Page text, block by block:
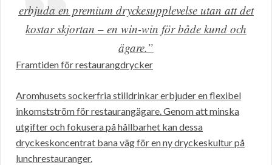
erbjuda en premium dryckesupplevelse utan att det
kostar skjortan – en win-win för både kund och
ägare.”
Framtiden för restaurangdrycker
Aromhusets sockerfria stilldrinkar erbjuder en flexibel
inkomstström för restaurangägare. Genom att minska
utgifter och fokusera på hållbarhet kan dessa
dryckeskoncentrat bana väg för en ny dryckeskultur på
lunchrestauranger.